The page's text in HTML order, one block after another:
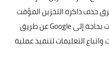
حذف ذاكرة التخزين المؤقت
للمتصفحات المختلفة متباينة ، فأنت بحاجة إلى Google عن طريق
التعليمات لتنفيذ عملية